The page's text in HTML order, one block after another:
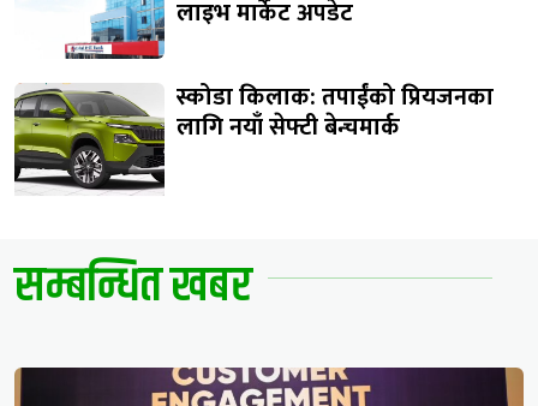
लाइभ मार्केट अपडेट
स्कोडा किलाक: तपाईंको प्रियजनका
लागि नयाँ सेफ्टी बेन्चमार्क
सम्बन्धित खबर